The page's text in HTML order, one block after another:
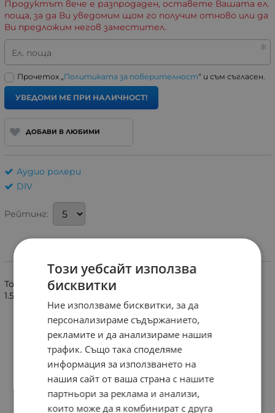
Продуктът вече е разпродаден, оставете Вашата ел.
поща, за да Ви уведомим щом го получим отново или да
Ви предложим негов заместител.
Ел. поща
Прочетох „Политиката за поверителност“ и съм съгласен.
УВЕДОМИ МЕ ПРИ НАЛИЧНОСТ!
ДОБАВИ В ЛЮБИМИ
Аудио ролери
DIV
Рейтинг:
Информация
Тонролка с диаметър 10.2mm, височина 6.5mm и ос
1.5mm.
Този уебсайт използва
бисквитки
Ние използваме бисквитки, за да
персонализираме съдържанието,
рекламите и да анализираме нашия
трафик. Също така споделяме
информация за използването на
нашия сайт от ваша страна с нашите
партньори за реклама и анализи,
които може да я комбинират с друга